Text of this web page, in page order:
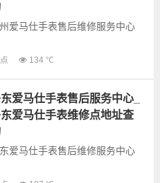
爱马仕手表售后维修服务中心
是古锋网为您整理的达州爱马
的故障检测维修，手表保养等
，为了享受...
134 ℃
爱马仕手表售后服务中心_
爱马仕手表维修点地址查
爱马仕手表售后维修服务中心
是古锋网为您整理的丹东爱马